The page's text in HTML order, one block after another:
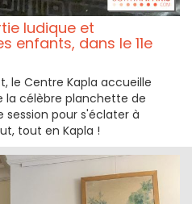
ludique et
enfants, dans le 11e
le Centre Kapla accueille
la célèbre planchette de
session pour s'éclater à
tout en Kapla !